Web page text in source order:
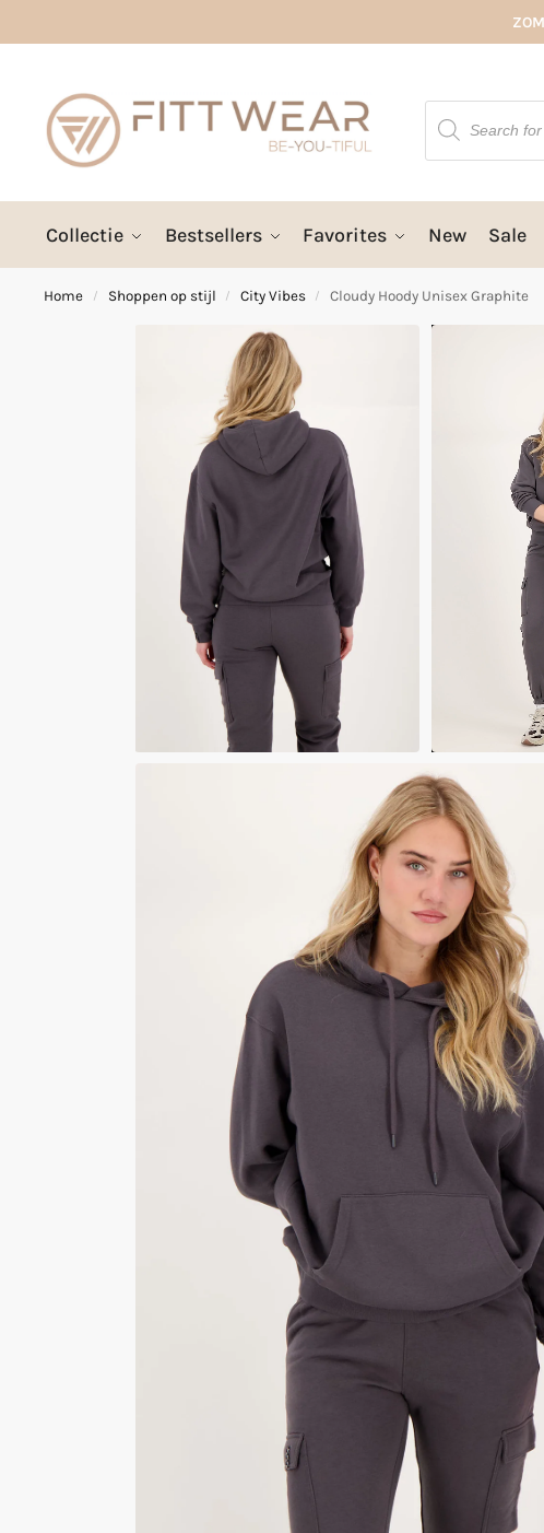
Collectie Bestsellers Favorites New Sale
Home / Shoppen op stijl / City Vibes / Cloudy Hoody Unisex Graphite